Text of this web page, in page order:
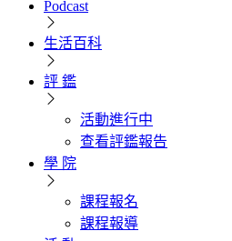
Podcast
生活百科
評 鑑
活動進行中
查看評鑑報告
學 院
課程報名
課程報導